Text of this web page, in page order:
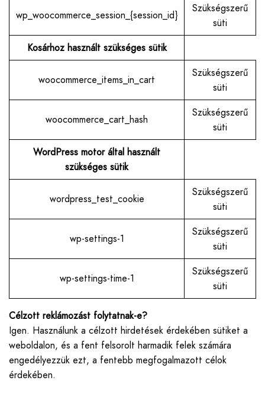
wp_woocommerce_session_{session_id}
Szükségszerű
süti
Kosárhoz használt szükséges sütik
woocommerce_items_in_cart
Szükségszerű
süti
woocommerce_cart_hash
Szükségszerű
süti
WordPress motor által használt
szükséges sütik
wordpress_test_cookie
Szükségszerű
süti
wp-settings-1
Szükségszerű
süti
wp-settings-time-1
Szükségszerű
süti
Célzott reklámozást folytatnak-e?
Igen. Használunk a célzott hirdetések érdekében sütiket a
weboldalon, és a fent felsorolt harmadik felek számára
engedélyezzük ezt, a fentebb megfogalmazott célok
érdekében.